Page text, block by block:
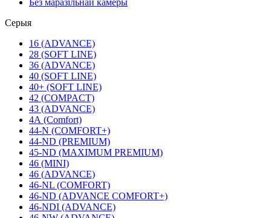
Без маразільнай камеры
Серыя
16 (ADVANCE)
28 (SOFT LINE)
36 (ADVANCE)
40 (SOFT LINE)
40+ (SOFT LINE)
42 (COMPACT)
43 (ADVANCE)
4А (Comfort)
44-N (COMFORT+)
44-ND (PREMIUM)
45-ND (MAXIMUM PREMIUM)
46 (MINI)
46 (ADVANCE)
46-NL (COMFORT)
46-ND (ADVANCE COMFORT+)
46-NDI (ADVANCE)